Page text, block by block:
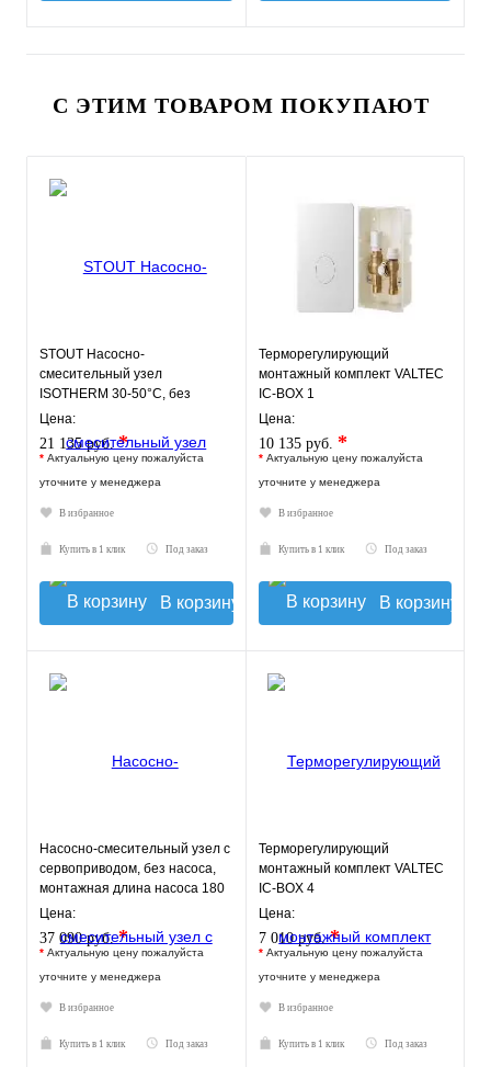
С ЭТИМ ТОВАРОМ ПОКУПАЮТ
STOUT Насосно-
смесительный узел
ISOTHERM 30-50°C, без
насоса.
Цена:
21 135 руб.*
* Актуальную цену пожалуйста
уточните у менеджера
В избранное
Купить в 1 клик Под заказ
В корзину
Терморегулирующий
монтажный комплект VALTEC
IC-BOX 1
Цена:
10 135 руб. *
* Актуальную цену пожалуйста
уточните у менеджера
В избранное
Купить в 1 клик Под заказ
В корзину
Насосно-смесительный узел с
сервоприводом, без насоса,
монтажная длина насоса 180
мм VT.COMBI.S.180M
Цена:
37 090 руб.*
* Актуальную цену пожалуйста
уточните у менеджера
В избранное
Купить в 1 клик Под заказ
Терморегулирующий
монтажный комплект VALTEC
IC-BOX 4
Цена:
7 010 руб.*
* Актуальную цену пожалуйста
уточните у менеджера
В избранное
Купить в 1 клик Под заказ